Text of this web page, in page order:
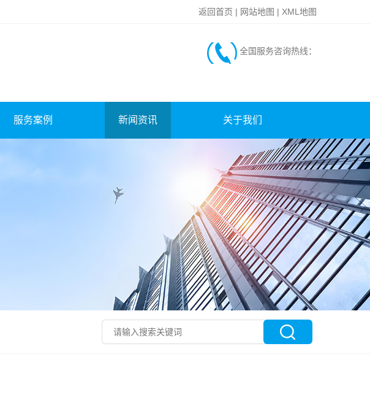
返回首页 | 网站地图 | XML地图
全国服务咨询热线：
服务案例 新闻资讯 关于我们